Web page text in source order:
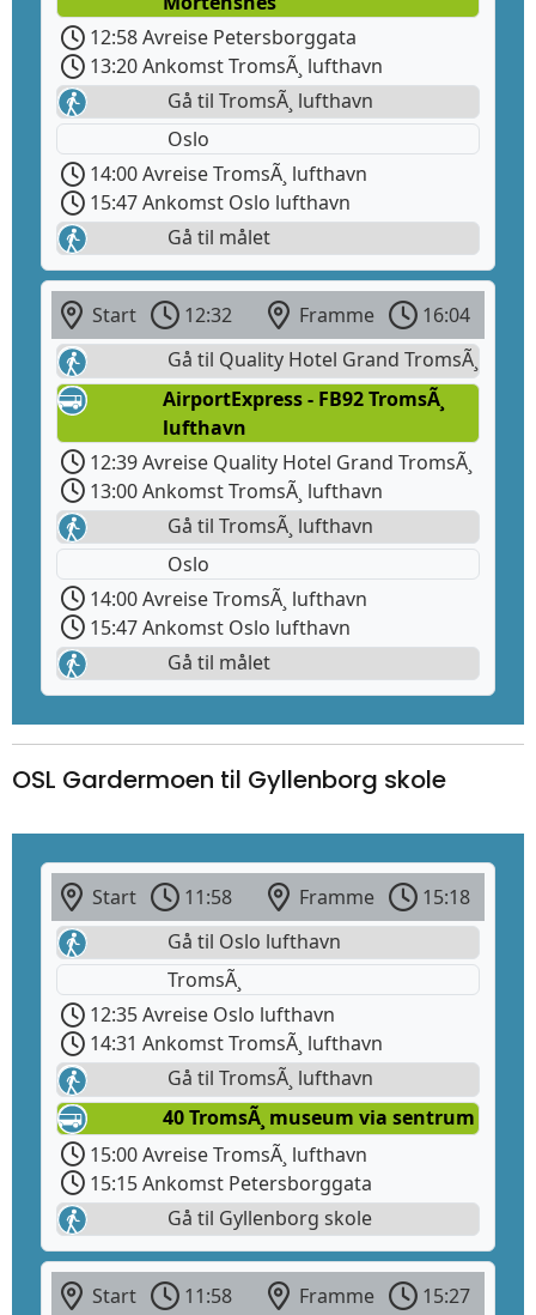
12:58 Avreise Petersborggata
13:20 Ankomst TromsÃ¸ lufthavn
Gå til TromsÃ¸ lufthavn
Oslo
14:00 Avreise TromsÃ¸ lufthavn
15:47 Ankomst Oslo lufthavn
Gå til målet
Start 12:32 Framme
16:04
Gå til Quality Hotel Grand TromsÃ¸
AirportExpress - FB92 TromsÃ¸
lufthavn
12:39 Avreise Quality Hotel Grand TromsÃ¸
13:00 Ankomst TromsÃ¸ lufthavn
Gå til TromsÃ¸ lufthavn
Oslo
14:00 Avreise TromsÃ¸ lufthavn
15:47 Ankomst Oslo lufthavn
Gå til målet
OSL Gardermoen til Gyllenborg skole
Start 11:58 Framme
15:18
Gå til Oslo lufthavn
TromsÃ¸
12:35 Avreise Oslo lufthavn
14:31 Ankomst TromsÃ¸ lufthavn
Gå til TromsÃ¸ lufthavn
40 TromsÃ¸ museum via sentrum
15:00 Avreise TromsÃ¸ lufthavn
15:15 Ankomst Petersborggata
Gå til Gyllenborg skole
Start 11:58 Framme 15:27